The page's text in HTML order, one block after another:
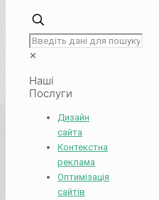
✕
Наші
Послуги
Дизайн
сайта
Контекстна
реклама
Оптимізація
сайтів